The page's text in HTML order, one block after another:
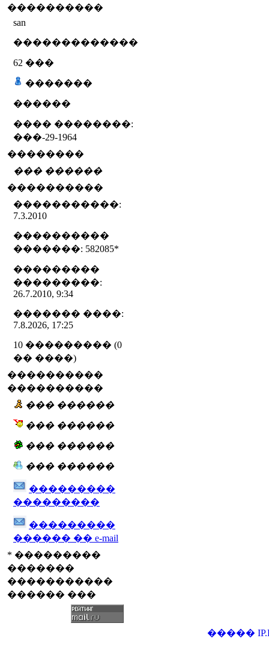
����������
san
�������������
62 ���
�������
������
���� ��������:
���-29-1964
��������
��� ������
����������
�����������:
7.3.2010
����������
�������: 582085*
���������
���������:
26.7.2010, 9:34
������� ����:
7.8.2026, 17:25
10 ��������� (0
�� ����)
����������
����������
��� ������
��� ������
��� ������
��� ������
���������
���������
���������
������ �� e-mail
* ���������
�������
�����������
������ ���
�����